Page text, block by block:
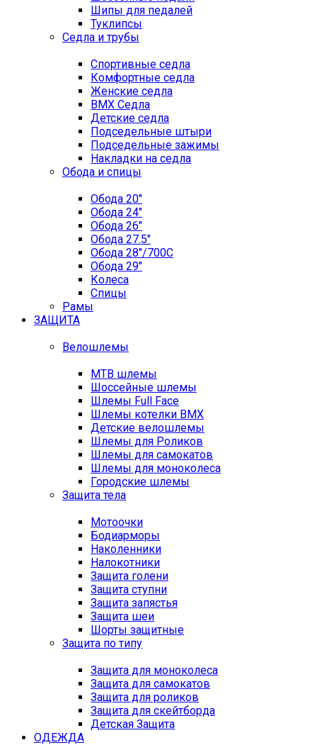
Шипы для педалей
Туклипсы
Седла и трубы
Спортивные седла
Комфортные седла
Женские седла
BMX Седла
Детские седла
Подседельные штыри
Подседельные зажимы
Накладки на седла
Обода и спицы
Обода 20"
Обода 24"
Обода 26"
Обода 27.5"
Обода 28"/700C
Обода 29"
Колеса
Спицы
Рамы
ЗАЩИТА
Велошлемы
MTB шлемы
Шоссейные шлемы
Шлемы Full Face
Шлемы котелки BMX
Детские велошлемы
Шлемы для Роликов
Шлемы для самокатов
Шлемы для моноколеса
Городские шлемы
Защита тела
Мотоочки
Бодиарморы
Наколенники
Налокотники
Защита голени
Защита ступни
Защита запястья
Защита шеи
Шорты защитные
Защита по типу
Защита для моноколеса
Защита для самокатов
Защита для роликов
Защита для скейтборда
Детская Защита
ОДЕЖДА